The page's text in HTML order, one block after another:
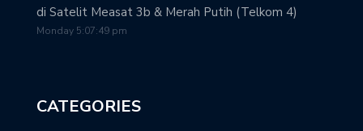
di Satelit Measat 3b & Merah Putih (Telkom 4)
Monday 5:07:49 pm
CATEGORIES